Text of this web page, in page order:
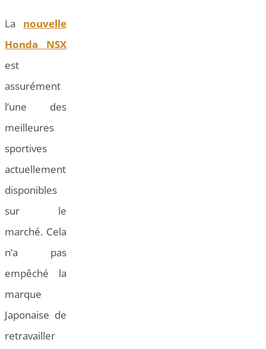
La nouvelle
Honda NSX
est
assurément
l’une des
meilleures
sportives
actuellement
disponibles
sur le
marché. Cela
n’a pas
empêché la
marque
Japonaise de
retravailler